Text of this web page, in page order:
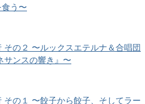
う〜
の２ 〜ルックスエテルナ＆合唱団
サンスの響き』〜
その１ 〜餃子から餃子、そしてラー